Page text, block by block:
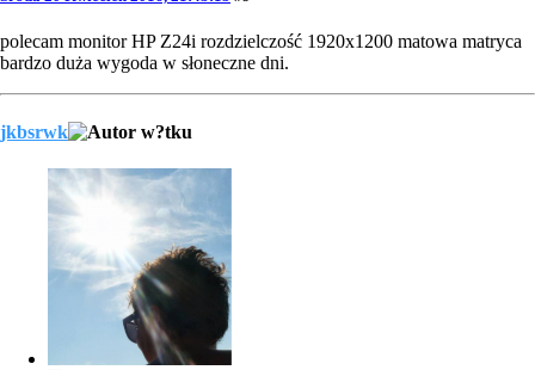
polecam monitor HP Z24i rozdzielczość 1920x1200 matowa matryca
bardzo duża wygoda w słoneczne dni.
jkbsrwk